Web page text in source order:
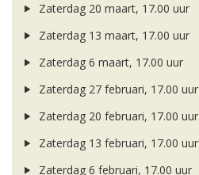
Zaterdag 20 maart, 17.00 uur
Zaterdag 13 maart, 17.00 uur
Zaterdag 6 maart, 17.00 uur
Zaterdag 27 februari, 17.00 uur
Zaterdag 20 februari, 17.00 uur
Zaterdag 13 februari, 17.00 uur
Zaterdag 6 februari, 17.00 uur